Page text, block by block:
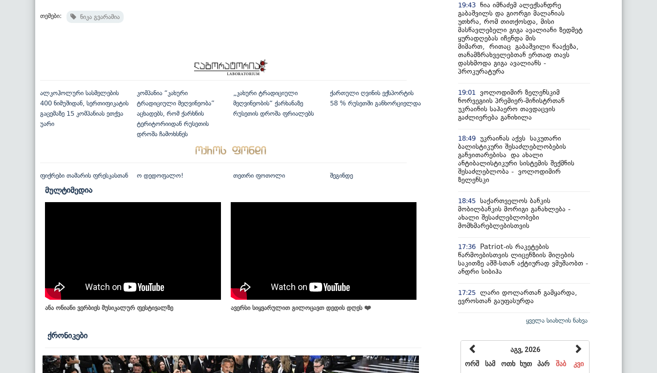
თემები: ნიკა გვარამია
ალკოჰოლური სასმელების
400 ნიმუშიდან, სერთიფიკატის
გაცემაზე 15 კომპანიას ეთქვა
უარი
კომპანია “კახური
ტრადიციული მეღვინეობა”
აცხადებს, რომ ქარხნის
ტერიტორიიდან რუსეთის
დროშა ჩამოხსნეს
„კახური ტრადიციული
მეღვინეობის“ ქარხანაზე
რუსეთის დროშა ფრიალებს
ქართული ღვინის ექსპორტის
58 % რუსეთში განხორციელდა
ფიქრები თამარის ფრესკასთან ო დედოფალო! თეთრი ფოთოლი შეგინდე
მულტიმედია
ანა ონიანი ვერბიეს მუსიკალურ ფესტივალზე ავერსი სიყვარულით გილოცავთ დედის დღეს ❤️
ქრონიკები
19:43 ნია იმნაძემ ალექსანდრე
გაბაშვილს და გიორგი მალანიას
უთხრა, რომ თითქოსდა, მისი
მასწავლებელი გიგა ავალიანი ზედმეტ
ყურადღებას იჩენდა მის
მიმართ, რითაც გაბაშვილი წააქეზა,
თანამზრახველებთან ერთად თავს
დასხმოდა გიგა ავალიანს -
პროკურატურა
19:01
ვოლოდიმირ ზელენსკიმ
ნორვეგიის პრემიერ-მინისტრთან
უკრაინის საჰაერო თავდაცვის
გაძლიერება განიხილა
18:49 უკრაინას აქვს საკუთარი
ბალისტიკური შესაძლებლობების
განვითარებისა და ახალი
ანტიბალისტიკური სისტემის შექმნის
შესაძლებლობა - ვოლოდიმირ
ზელენსკი
18:45 საქართველოს ბანკის
მობილბანკის მორიგი განახლება -
ახალი შესაძლებლობები
მომხმარებლებისთვის
17:36
Patriot-ის რაკეტების
წარმოებისთვის ლიცენზიის მიღების
საკითზე აშშ-სთან აქტიურად ვმუშაობთ -
ანდრი სიბიჰა
17:25 ლარი დოლართან გამყარდა,
ევროსთან გაუფასურდა
ყველა სიახლის ნახვა
აგვ, 2026
ორშ
სამ ოთხ ხუთ პარ შაბ
კვი